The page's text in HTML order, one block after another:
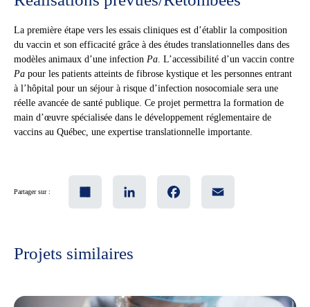
La première étape vers les essais cliniques est d’établir la composition
du vaccin et son efficacité grâce à des études translationnelles dans des
modèles animaux d’une infection Pa. L’accessibilité d’un vaccin contre
Pa pour les patients atteints de fibrose kystique et les personnes entrant
à l’hôpital pour un séjour à risque d’infection nosocomiale sera une
réelle avancée de santé publique. Ce projet permettra la formation de
main d’œuvre spécialisée dans le développement réglementaire de
vaccins au Québec, une expertise translationnelle importante.
Partager sur :
Projets similaires